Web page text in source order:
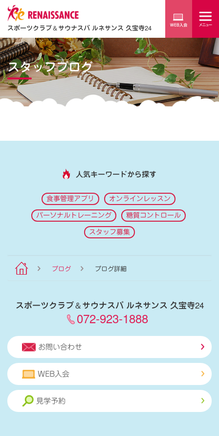
スポーツクラブ＆サウナスパ ルネサンス 久宝寺24
スタッフブログ
人気キーワードから探す
食事管理アプリ オンラインレッスン
パーソナルトレーニング 糖質コントロール
スタッフ募集
ブログ ブログ詳細
スポーツクラブ＆サウナスパ ルネサンス 久宝寺24
072-923-1888
お問い合わせ
WEB入会
見学予約